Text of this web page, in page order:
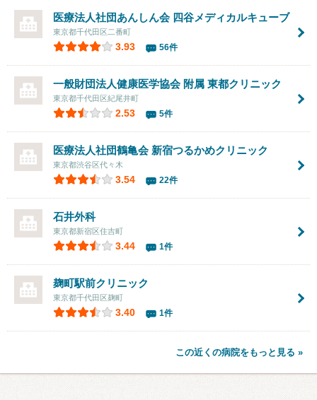
医療法人社団あんしん会 四谷メディカルキューブ
東京都千代田区二番町
3.93 56件
一般財団法人健康医学協会 附属 東都クリニック
東京都千代田区紀尾井町
2.53 5件
医療法人社団鶴亀会 新宿つるかめクリニック
東京都渋谷区代々木
3.54 22件
石井外科
東京都新宿区住吉町
3.44 1件
麹町駅前クリニック
東京都千代田区麹町
3.40 1件
この近くの病院をもっと見る »